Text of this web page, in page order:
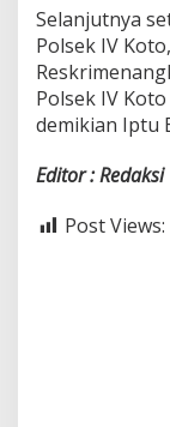
Selanjutnya
Polsek IV
Polsek IV
demikian Iptu
Editor : Redaksi
Post Views: